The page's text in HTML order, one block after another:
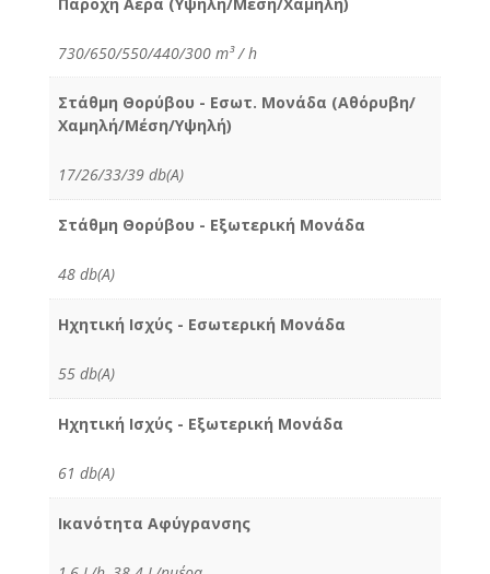
730/650/550/440/300 m³ / h
Στάθμη Θορύβου - Εσωτ. Μονάδα (Αθόρυβη/
Χαμηλή/Μέση/Υψηλή)
17/26/33/39 db(A)
Στάθμη Θορύβου - Εξωτερική Μονάδα
48 db(A)
Ηχητική Ισχύς - Εσωτερική Μονάδα
55 db(A)
Ηχητική Ισχύς - Εξωτερική Μονάδα
61 db(A)
Ικανότητα Αφύγρανσης